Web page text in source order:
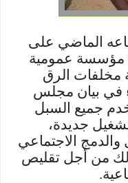
الماضي على
مؤسسة عمومية
مخلفات الرق
في بيان مجلس
جميع السبل
جديدة،
الاجتماعي
من أجل تقليص
.